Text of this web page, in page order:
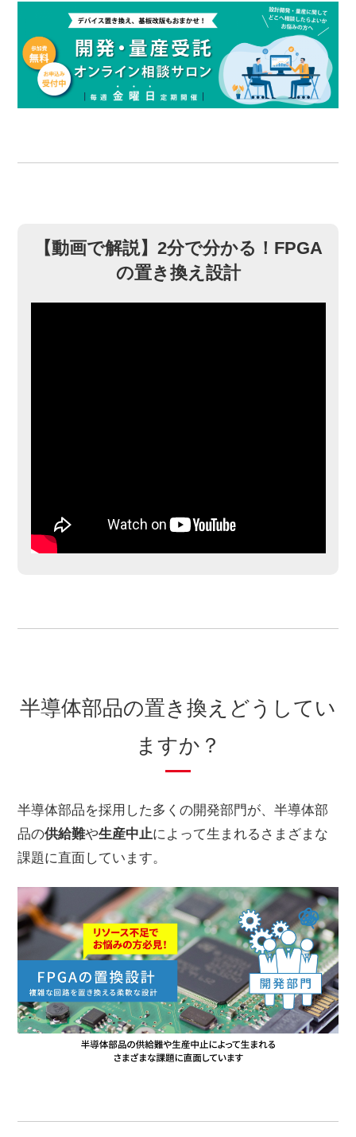
【動画で解説】2分で分かる！FPGA
の置き換え設計
半導体部品の置き換えどうしてい
ますか？
半導体部品を採用した多くの開発部門が、半導体部
品の供給難や生産中止によって生まれるさまざまな
課題に直面しています。